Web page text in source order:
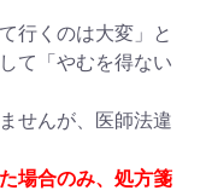
行くのは大変」と
て「やむを得ない
せんが、医師法違
場合のみ、処方箋